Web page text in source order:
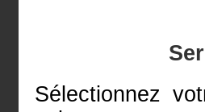
Sélectionnez